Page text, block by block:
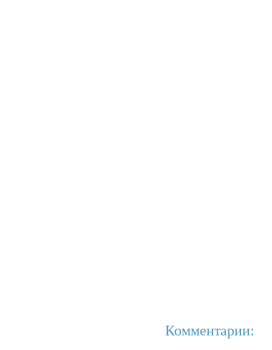
Комментарии: